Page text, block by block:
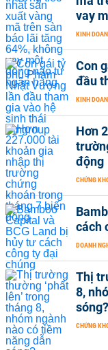
vay
KINH
Con
đầu
KINH
Hơn
động
CHỨNG
cách
DOANH
Thị
8,
sóng?
CHỨNG